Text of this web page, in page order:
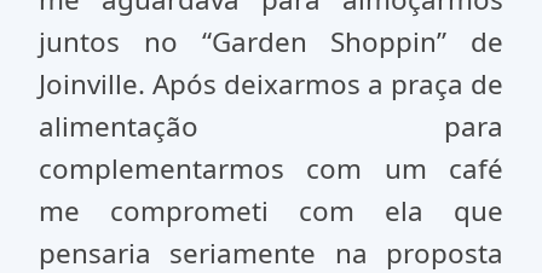
juntos no “Garden Shoppin” de
Joinville. Após deixarmos a praça de
alimentação para
complementarmos com um café
me comprometi com ela que
pensaria seriamente na proposta